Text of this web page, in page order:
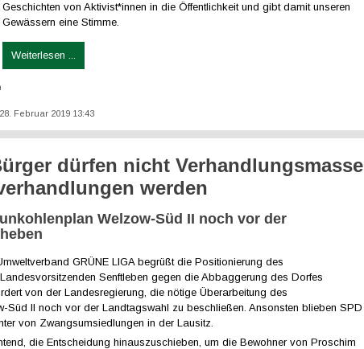
Geschichten von Aktivist*innen in die Öffentlichkeit und gibt damit unseren
Gewässern eine Stimme.
Weiterlesen ...
Februar 2019 13:43
dürfen nicht Verhandlungsmasse
werden
Welzow-Süd II noch vor der
GRÜNE LIGA begrüßt die Positionierung des
Senftleben gegen die Abbaggerung des Dorfes
von der Landesregierung, die nötige Überarbeitung des
Süd II noch vor der Landtagswahl zu beschließen. Ansonsten blieben SPD
von Zwangsumsiedlungen in der Lausitz.
die Entscheidung hinauszuschieben, um die Bewohner von Proschim